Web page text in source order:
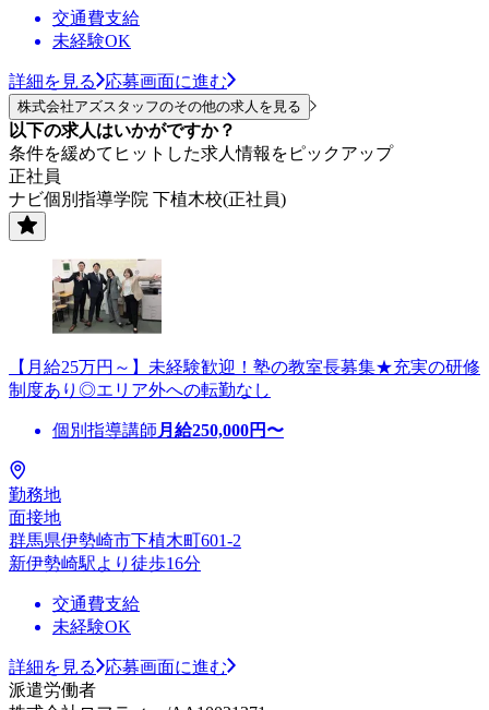
交通費支給
未経験OK
詳細を見る 応募画面に進む
株式会社アズスタッフのその他の求人を見る
以下の求人はいかがですか？
条件を緩めてヒットした求人情報をピックアップ
正社員
ナビ個別指導学院 下植木校(正社員)
【月給25万円～】未経験歓迎！塾の教室長募集★充実の研修
制度あり◎エリア外への転勤なし
個別指導講師 月給250,000円〜
勤務地
面接地
群馬県伊勢崎市下植木町601-2
新伊勢崎駅より徒歩16分
交通費支給
未経験OK
詳細を見る
応募画面に進む
派遣労働者